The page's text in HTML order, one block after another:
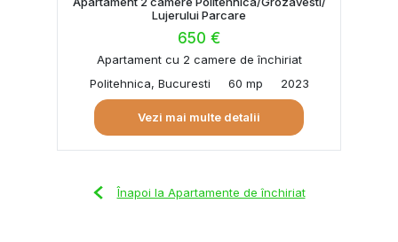
Lujerului Parcare
650 €
Apartament cu 2 camere de închiriat
Politehnica, Bucuresti
60 mp 2023
Vezi mai multe detalii
Înapoi la Apartamente de închiriat